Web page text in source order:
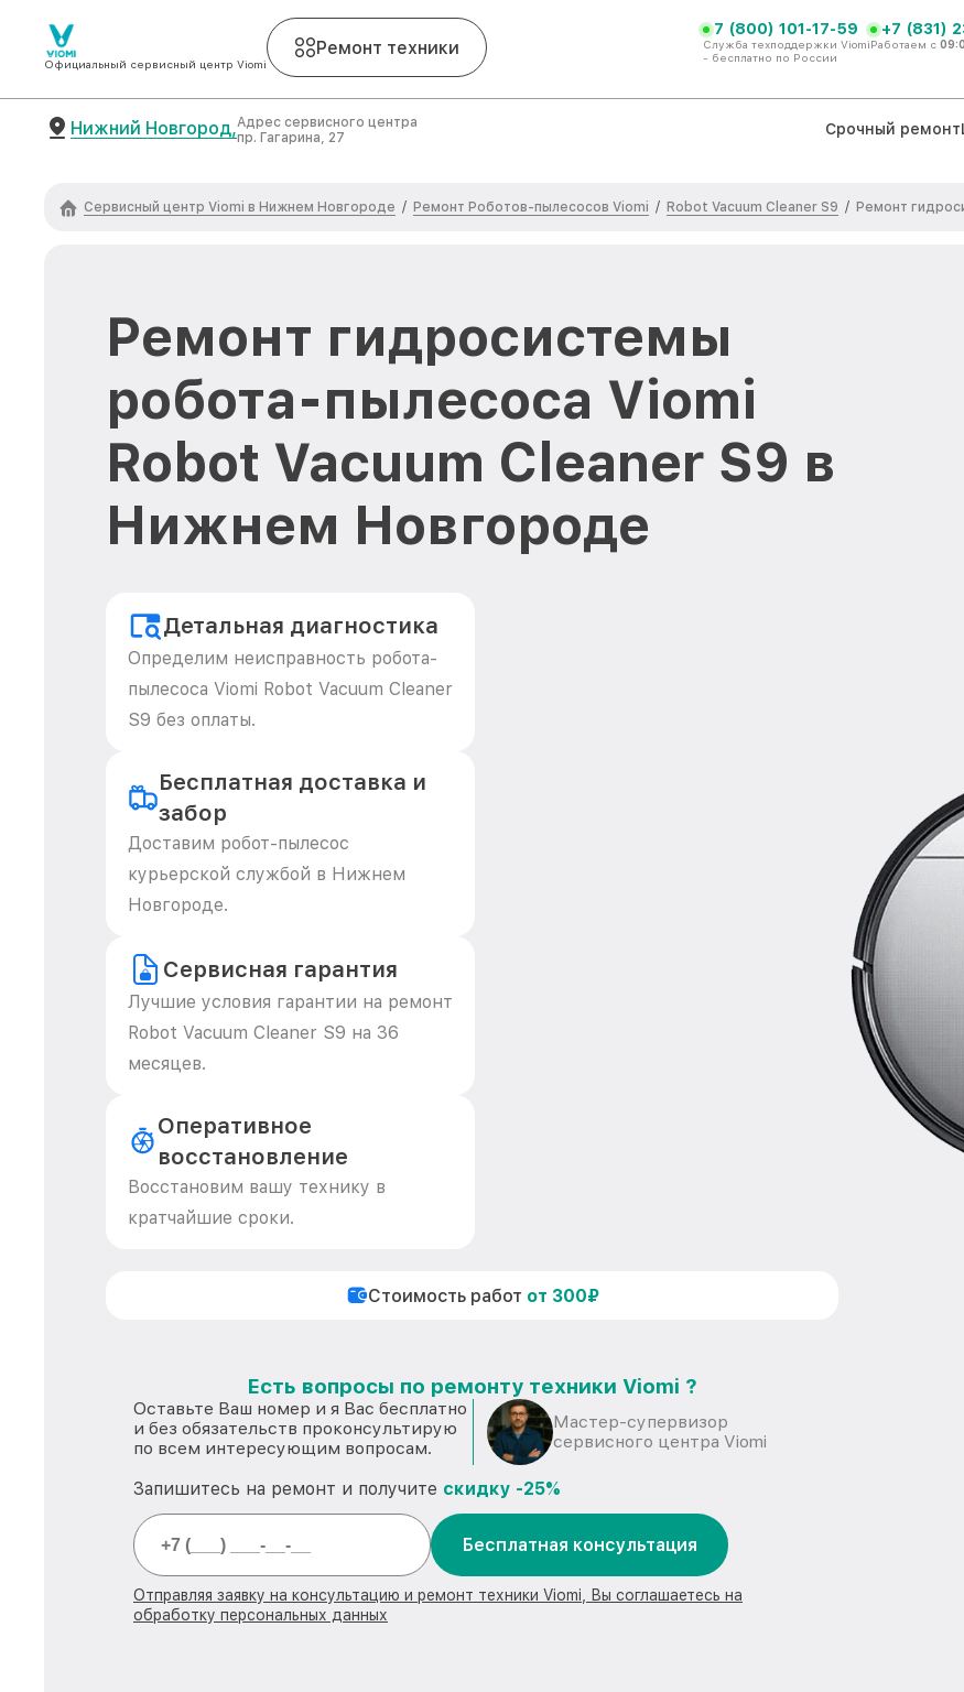
Официальный сервисный центр Viomi
Ремонт техники
7 (800) 101-17-59
Служба техподдержки Viomi
- бесплатно по России
+7 (831)
Работаем с
Нижний Новгород,Адрес сервисного центра
пр. Гагарина, 27
Срочный ремонт
Сервисный центр Viomi в Нижнем Новгороде / Ремонт Роботов-пылесосов Viomi / Robot Vacuum Cleaner S9 / Ремонт
Ремонт гидросистемы
робота-пылесоса Viomi
Robot Vacuum Cleaner S9 в
Нижнем Новгороде
Детальная диагностика
Определим неисправность робота-
пылесоса Viomi Robot Vacuum Cleaner
S9 без оплаты.
Бесплатная доставка и
забор
Доставим робот-пылесос
курьерской службой в Нижнем
Новгороде.
Сервисная гарантия
Лучшие условия гарантии на ремонт
Robot Vacuum Cleaner S9 на 36
месяцев.
Оперативное
восстановление
Восстановим вашу технику в
кратчайшие сроки.
Стоимость работ от 300₽
Есть вопросы по ремонту техники Viomi ?
Оставьте Ваш номер и я Вас бесплатно
и без обязательств проконсультирую
по всем интересующим вопросам.
Мастер-супервизор
сервисного центра Viomi
Запишитесь на ремонт и получите скидку -25%
Бесплатная консультация
Отправляя заявку на консультацию и ремонт техники Viomi, Вы соглашаетесь на
обработку персональных данных